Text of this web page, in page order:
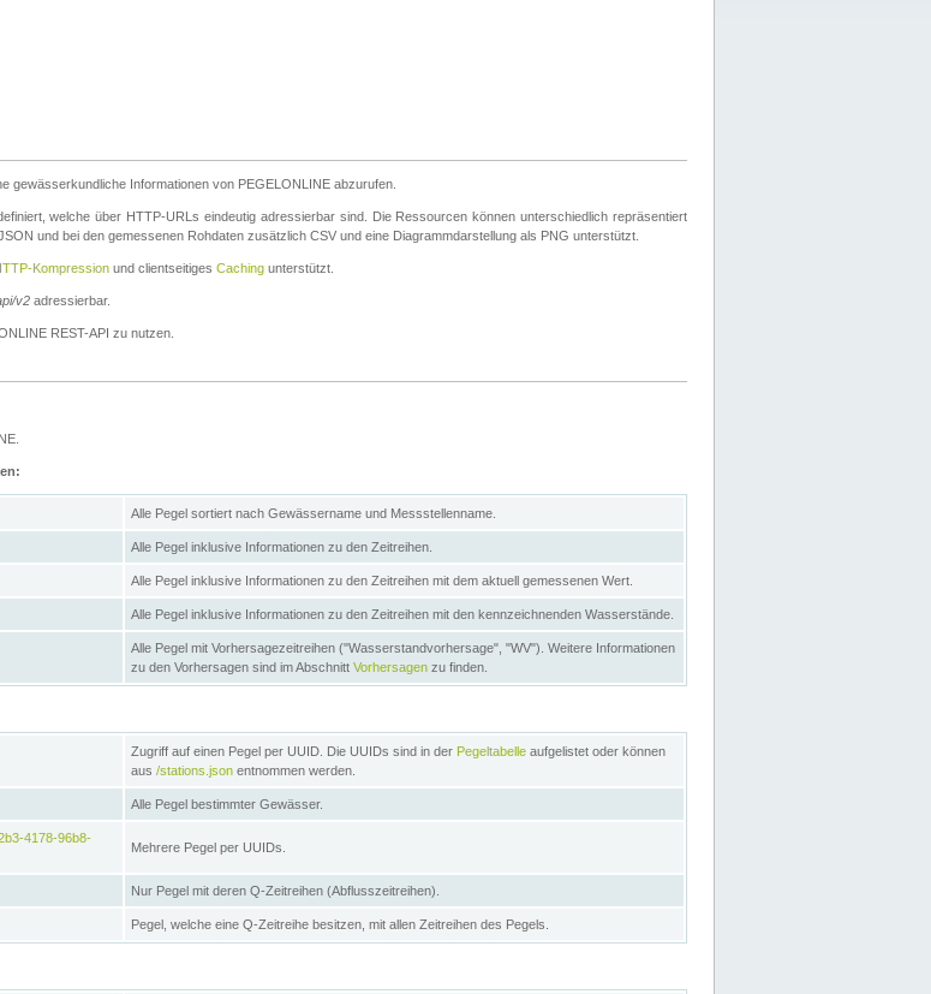
gewässerkundliche Informationen von PEGELONLINE abzurufen.
welche über HTTP-URLs eindeutig adressierbar sind. Die Ressourcen können unterschiedlich repräsentiert
und bei den gemessenen Rohdaten zusätzlich CSV und eine Diagrammdarstellung als PNG unterstützt.
Kompression und clientseitiges Caching unterstützt.
v2 adressierbar.
REST-API zu nutzen.
Alle Pegel sortiert nach Gewässername und Messstellenname.
Alle Pegel inklusive Informationen zu den Zeitreihen.
Alle Pegel inklusive Informationen zu den Zeitreihen mit dem aktuell gemessenen Wert.
Alle Pegel inklusive Informationen zu den Zeitreihen mit den kennzeichnenden Wasserstände.
Alle Pegel mit Vorhersagezeitreihen ("Wasserstandvorhersage", "WV"). Weitere Informationen
zu den Vorhersagen sind im Abschnitt Vorhersagen zu finden.
Zugriff auf einen Pegel per UUID. Die UUIDs sind in der Pegeltabelle aufgelistet oder können
aus /stations.json entnommen werden.
Alle Pegel bestimmter Gewässer.
4178-96b8-
Mehrere Pegel per UUIDs.
Nur Pegel mit deren Q-Zeitreihen (Abflusszeitreihen).
Pegel, welche eine Q-Zeitreihe besitzen, mit allen Zeitreihen des Pegels.